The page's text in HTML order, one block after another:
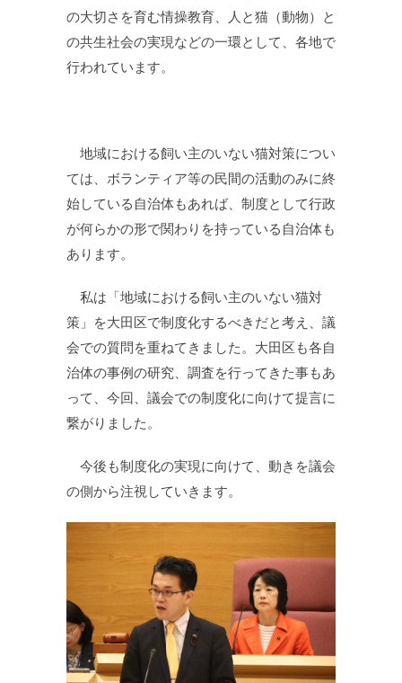
の大切さを育む情操教育、人と猫（動物）と
の共生社会の実現などの一環として、各地で
行われています。
地域における飼い主のいない猫対策につい
ては、ボランティア等の民間の活動のみに終
始している自治体もあれば、制度として行政
が何らかの形で関わりを持っている自治体も
あります。
私は「地域における飼い主のいない猫対
策」を大田区で制度化するべきだと考え、議
会での質問を重ねてきました。大田区も各自
治体の事例の研究、調査を行ってきた事もあ
って、今回、議会での制度化に向けて提言に
繋がりました。
今後も制度化の実現に向けて、動きを議会
の側から注視していきます。